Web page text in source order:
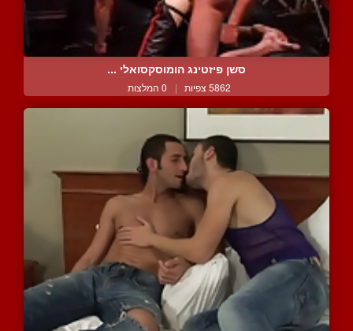
סשן פיזטינג הומוסקסואלי ...
5862 צפיות | 0 המלצות